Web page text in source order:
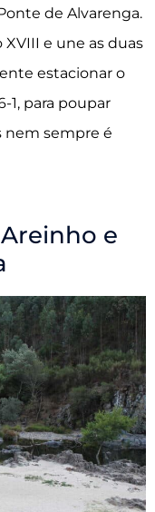
de Alvarenga.
e une as duas
estacionar o
1, para poupar
nem sempre é
e